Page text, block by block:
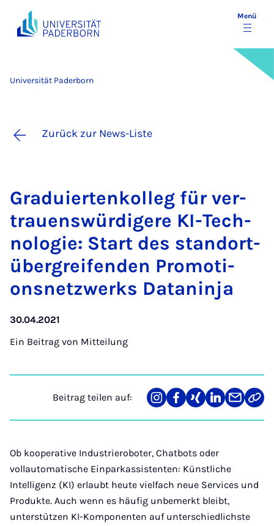
Menü
Universität Paderborn
Zurück zur News-Liste
Gra­du­ier­ten­kol­leg für ver­
trau­ens­wür­di­ge­re KI-Tech­
no­lo­gie: Start des stand­ort­
über­grei­fen­den Pro­mo­ti­
ons­netz­werks Da­ta­n­in­ja
30.04.2021
Ein Beitrag von Mitteilung
Beitrag teilen auf:
Teilen
auf
Teilen
auf
Teilen
auf
Teilen
auf
Teilen
über
Link
Ob kooperative Industrieroboter, Chatbots oder
vollautomatische Einparkassistenten: Künstliche
Intelligenz (KI) erlaubt heute vielfach neue Services und
Produkte. Auch wenn es häufig unbemerkt bleibt,
unterstützen KI-Komponenten auf unterschiedlichste